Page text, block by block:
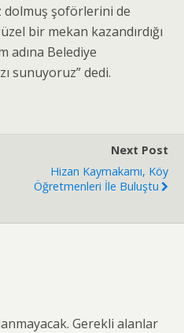
dolmuş şoförlerini de
bir mekan kazandırdığı
adına Belediye
sunuyoruz” dedi.
Next Post
Hizan Kaymakamı, Köy
Öğretmenleri İle Buluştu
Gerekli alanlar